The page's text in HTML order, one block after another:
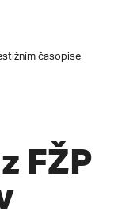
časopise
FŽP